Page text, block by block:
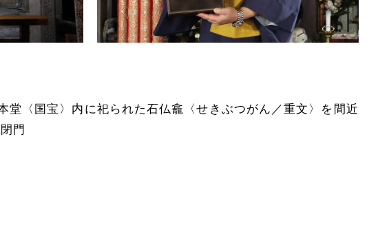
堂〈国宝〉内に祀られた石仏龕〈せきぶつがん／重文〉を間近
門